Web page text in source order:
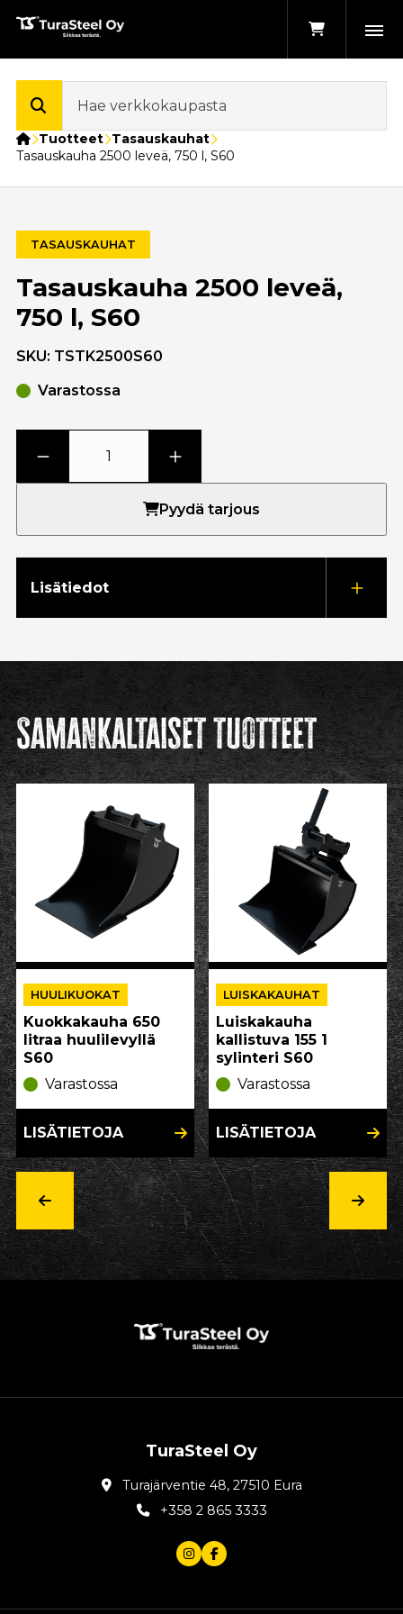
Etusivu
Tuotteet Tasauskauhat
Tasauskauha 2500 leveä, 750 l, S60
TASAUSKAUHAT
Tasauskauha 2500 leveä,
750 l, S60
SKU: TSTK2500S60
Varastossa
Pyydä tarjous
Lisätiedot
Samankaltaiset tuotteet
Kuokkakauha 650
litraa huulilevyllä
S60
HUULIKUOKAT
Varastossa
LISÄTIETOJA
Luiskakauha
kallistuva 155 1
sylinteri S60
LUISKAKAUHAT
Varastossa
LISÄTIETOJA
TuraSteel Oy
Turajärventie 48, 27510 Eura
+358 2 865 3333